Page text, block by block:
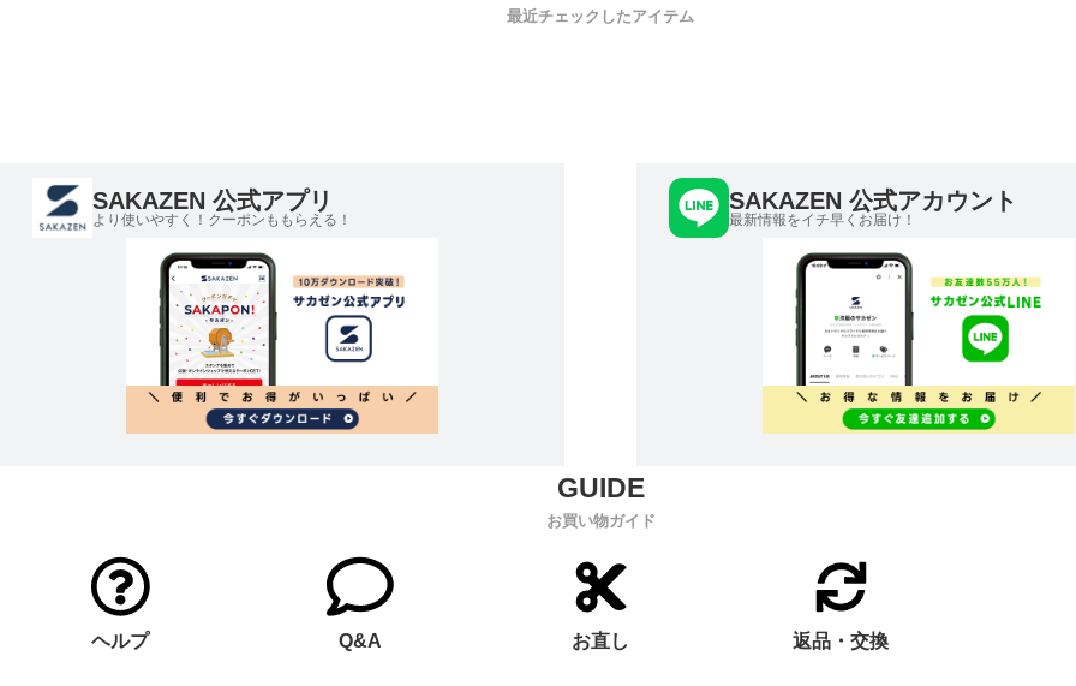
最近チェックしたアイテム
SAKAZEN 公式アプリ
より使いやすく！クーポンももらえる！
SAKAZEN 公式アカウント
最新情報をイチ早くお届け！
お買い物ガイド
ヘルプ Q&A お直し 返品・交換